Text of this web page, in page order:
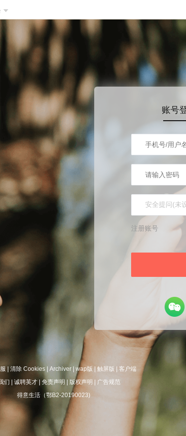
账号
安全提问(未
注册账号
清除 Cookies| Archiver| wap版 触屏版
客户端
们
诚聘英才 免责声明 版权声明
广告规范
得意生活（鄂B2-20190023)